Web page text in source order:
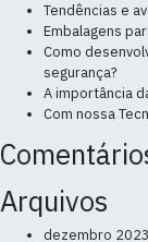
Tendências e
Embalagens
Como
segurança?
A importância
Com nossa
Arquivos
dezembro 2023